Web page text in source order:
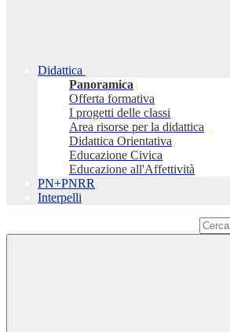
Didattica
Panoramica
Offerta formativa
I progetti delle classi
Area risorse per la didattica
Didattica Orientativa
Educazione Civica
Educazione all'Affettività
PN+PNRR
Interpelli